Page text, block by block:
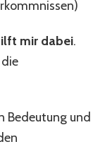
mir dabei.
Bedeutung und